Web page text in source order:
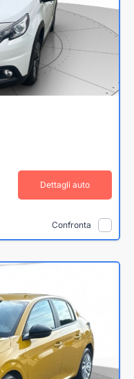
Dettagli auto
Confronta